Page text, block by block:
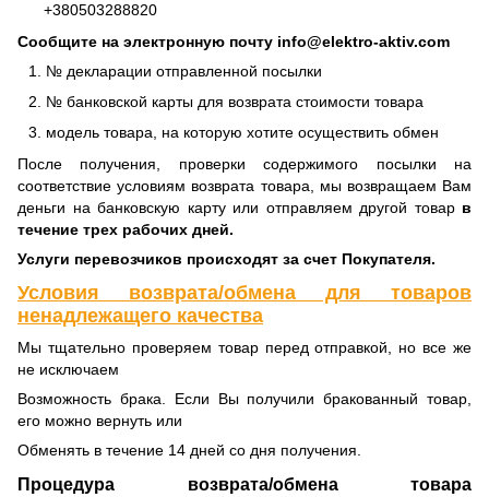
+380503288820
Сообщите на электронную почту info@elektro-aktiv.com
№ декларации отправленной посылки
№ банковской карты для возврата стоимости товара
модель товара, на которую хотите осуществить обмен
После получения, проверки содержимого посылки на
соответствие условиям возврата товара, мы возвращаем Вам
деньги на банковскую карту или отправляем другой товар в
течение трех рабочих дней.
Услуги перевозчиков происходят за счет Покупателя.
Условия возврата/обмена для товаров
ненадлежащего качества
Мы тщательно проверяем товар перед отправкой, но все же
не исключаем
Возможность брака. Если Вы получили бракованный товар,
его можно вернуть или
Обменять в течение 14 дней со дня получения.
Процедура возврата/обмена товара